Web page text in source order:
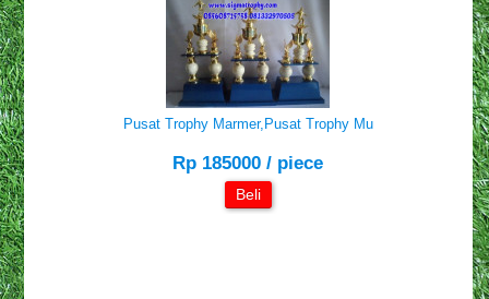
Pusat Trophy Marmer,Pusat Trophy Mu
Rp 185000 / piece
Beli